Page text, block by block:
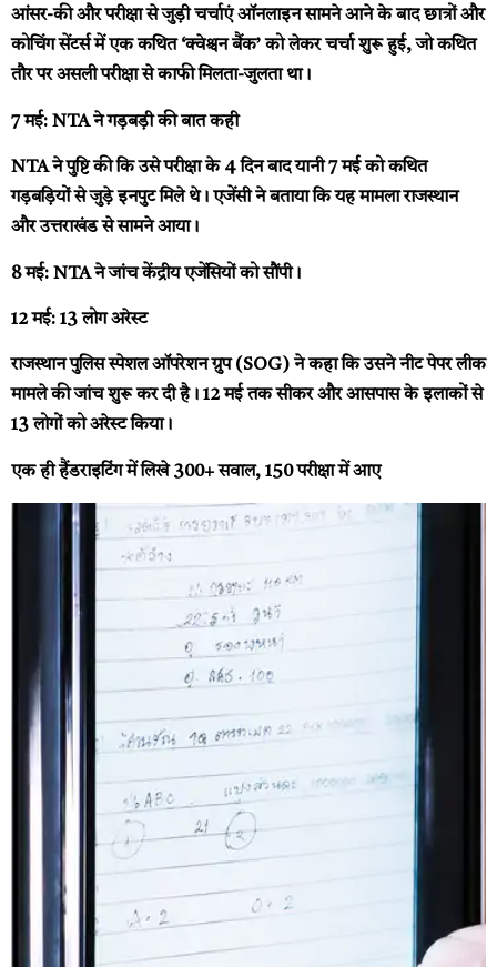
आंसर-की और परीक्षा से जुड़ी चर्चाएं ऑनलाइन सामने आने के बाद छात्रों और
कोचिंग सेंटर्स में एक कथित ‘क्वेश्चन बैंक’ को लेकर चर्चा शुरू हुई, जो कथित
तौर पर असली परीक्षा से काफी मिलता-जुलता था।
7 मई: NTA ने गड़बड़ी की बात कही
NTA ने पुष्टि की कि उसे परीक्षा के 4 दिन बाद यानी 7 मई को कथित
गड़बड़ियों से जुड़े इनपुट मिले थे। एजेंसी ने बताया कि यह मामला राजस्थान
और उत्तराखंड से सामने आया।
8 मई: NTA ने जांच केंद्रीय एजेंसियों को सौंपी।
12 मई: 13 लोग अरेस्ट
राजस्थान पुलिस स्पेशल ऑपरेशन ग्रुप (SOG) ने कहा कि उसने नीट पेपर लीक
मामले की जांच शुरू कर दी है। 12 मई तक सीकर और आसपास के इलाकों से
13 लोगों को अरेस्ट किया।
एक ही हैंडराइटिंग में लिखे 300+ सवाल, 150 परीक्षा में आए